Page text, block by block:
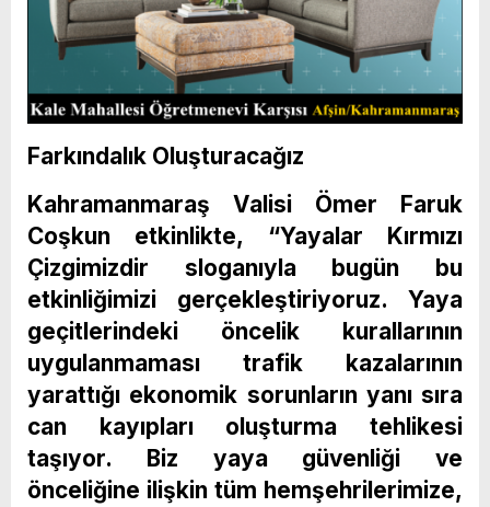
Farkındalık Oluşturacağız
Kahramanmaraş Valisi Ömer Faruk
Coşkun etkinlikte, “Yayalar Kırmızı
Çizgimizdir sloganıyla bugün bu
etkinliğimizi gerçekleştiriyoruz. Yaya
geçitlerindeki öncelik kurallarının
uygulanmaması trafik kazalarının
yarattığı ekonomik sorunların yanı sıra
can kayıpları oluşturma tehlikesi
taşıyor. Biz yaya güvenliği ve
önceliğine ilişkin tüm hemşehrilerimize,